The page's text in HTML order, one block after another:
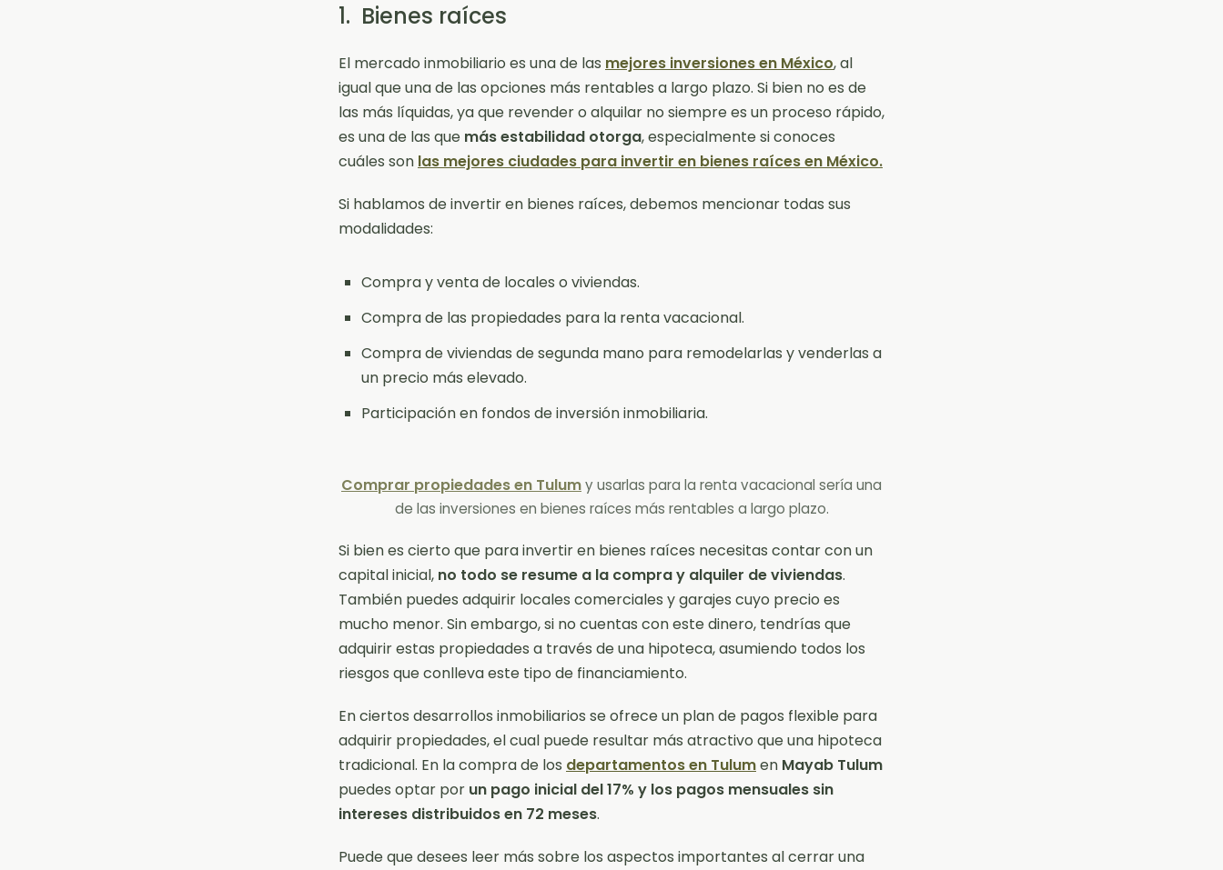
1. Bienes raíces
El mercado inmobiliario es una de las mejores inversiones en México, al
igual que una de las opciones más rentables a largo plazo. Si bien no es de
las más líquidas, ya que revender o alquilar no siempre es un proceso rápido,
es una de las que más estabilidad otorga, especialmente si conoces
cuáles son las mejores ciudades para invertir en bienes raíces en México.
Si hablamos de invertir en bienes raíces, debemos mencionar todas sus
modalidades:
Compra y venta de locales o viviendas.
Compra de las propiedades para la renta vacacional.
Compra de viviendas de segunda mano para remodelarlas y venderlas a
un precio más elevado.
Participación en fondos de inversión inmobiliaria.
Comprar propiedades en Tulumy usarlas para la renta vacacional serí­a una
de las inversiones en bienes raíces más rentables a largo plazo.
Si bien es cierto que para invertir en bienes raíces necesitas contar con un
capital inicial, no todo se resume a la compra y alquiler de viviendas.
También puedes adquirir locales comerciales y garajes cuyo precio es
mucho menor. Sin embargo, si no cuentas con este dinero, tendrías que
adquirir estas propiedades a través de una hipoteca, asumiendo todos los
riesgos que conlleva este tipo de financiamiento.
En ciertos desarrollos inmobiliarios se ofrece un plan de pagos flexible para
adquirir propiedades, el cual puede resultar más atractivo que una hipoteca
tradicional. En la compra de los departamentos en Tulumen Mayab Tulum
puedes optar por un pago inicial del 17% y los pagos mensuales sin
intereses distribuidos en 72 meses.
Puede que desees leer más sobre los aspectos importantes al cerrar una